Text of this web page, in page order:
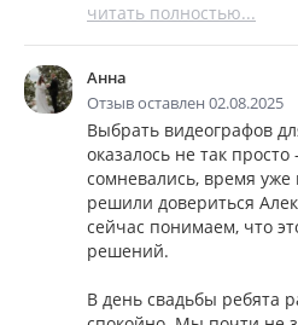
читать полностью...
Анна
Отзыв оставлен 02.08.2025
Выбрать видеографов
оказалось не так
сомневались, время
решили довериться
сейчас понимаем, что
решений.
В день свадьбы ребята